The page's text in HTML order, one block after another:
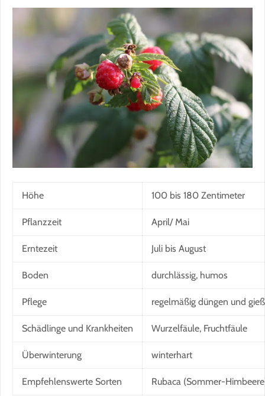
Höhe 100 bis 180 Zentimeter
Pflanzzeit April/ Mai
Erntezeit Juli bis August
Boden durchlässig, humos
Pflege regelmäßig düngen und
Schädlinge und Krankheiten Wurzelfäule, Fruchtfäule
Überwinterung winterhart
Empfehlenswerte Sorten Rubaca (Sommer-